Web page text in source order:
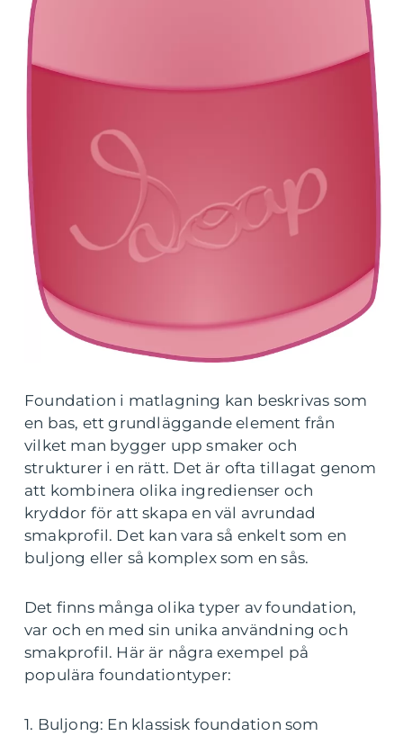
Foundation i matlagning kan beskrivas som
en bas, ett grundläggande element från
vilket man bygger upp smaker och
strukturer i en rätt. Det är ofta tillagat genom
att kombinera olika ingredienser och
kryddor för att skapa en väl avrundad
smakprofil. Det kan vara så enkelt som en
buljong eller så komplex som en sås.
Det finns många olika typer av foundation,
var och en med sin unika användning och
smakprofil. Här är några exempel på
populära foundationtyper:
1. Buljong: En klassisk foundation som